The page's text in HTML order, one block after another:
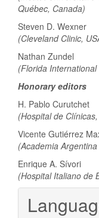
Québec, Canada)
Steven D. Wexner
(Cleveland Clinic,
Nathan Zundel
(Florida International
Honorary editors
H. Pablo Curutchet
(Hospital de
Vicente Gutiérrez
(Academia
Enrique A. Sívori
(Hospital Italiano de